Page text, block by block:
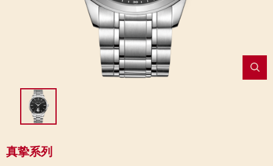
真挚系列